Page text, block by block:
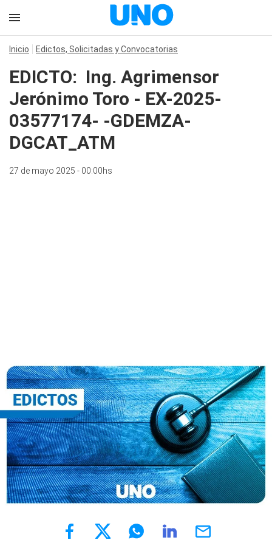
Inicio Edictos, Solicitadas y Convocatorias
EDICTO: Ing. Agrimensor
Jerónimo Toro - EX-2025-
03577174- -GDEMZA-
DGCAT_ATM
27 de mayo 2025 - 00:00hs